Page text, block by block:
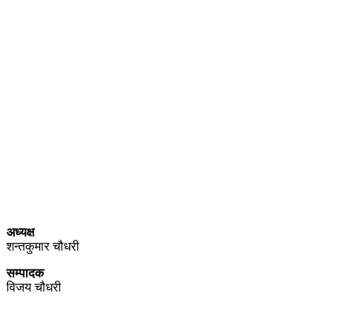
अध्यक्ष
शन्तकुमार चौधरी
सम्पादक
विजय चौधरी